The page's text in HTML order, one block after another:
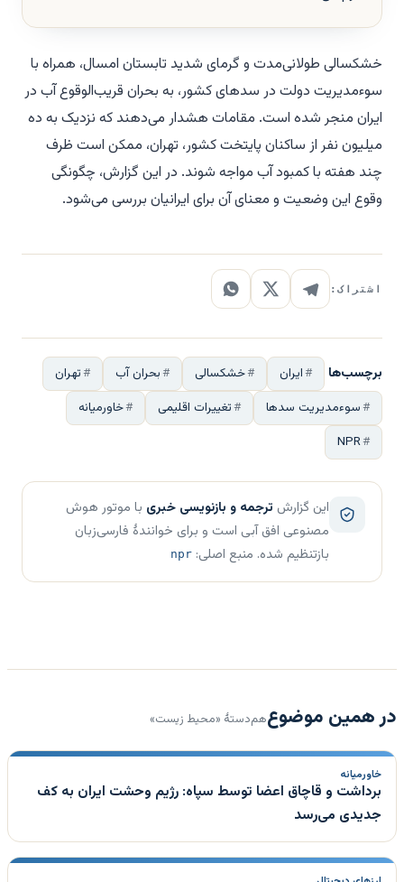
خشکسالی طولانی‌مدت و گرمای شدید تابستان امسال، همراه با
سوءمدیریت دولت در سدهای کشور، به بحران قریب‌الوقوع آب در
ایران منجر شده است. مقامات هشدار می‌دهند که نزدیک به ده
میلیون نفر از ساکنان پایتخت کشور، تهران، ممکن است ظرف
چند هفته با کمبود آب مواجه شوند. در این گزارش، چگونگی
وقوع این وضعیت و معنای آن برای ایرانیان بررسی می‌شود.
اشتراک:
برچسب‌ها ایران خشکسالی بحران آب
تهران
سوءمدیریت سدها
تغییرات اقلیمی
خاورمیانه
NPR
این گزارش ترجمه و بازنویسی خبری با موتور هوش
مصنوعی افق آبی است و برای خوانندهٔ فارسی‌زبان
بازتنظیم شده. منبع اصلی: npr
در همین موضوعهم‌دستهٔ «محیط زیست»
خاورمیانه
برداشت و قاچاق اعضا توسط سپاه: رژیم وحشت ایران به کف
جدیدی می‌رسد